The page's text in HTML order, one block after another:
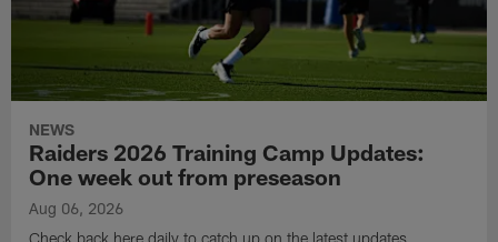
NEWS
Raiders 2026 Training Camp Updates:
One week out from preseason
Aug 06, 2026
Check back here daily to catch up on the latest updates,